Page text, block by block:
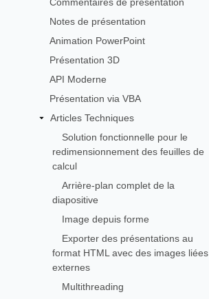
Notes de présentation
Animation PowerPoint
Présentation 3D
API Moderne
Présentation via VBA
Articles Techniques
Solution fonctionnelle pour le
redimensionnement des feuilles de
calcul
Arrière-plan complet de la
diapositive
Image depuis forme
Exporter des présentations au
format HTML avec des images liées
externes
Multithreading